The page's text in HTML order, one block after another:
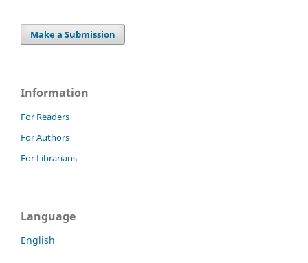
Make a Submission
Information
For Readers
For Authors
For Librarians
Language
English